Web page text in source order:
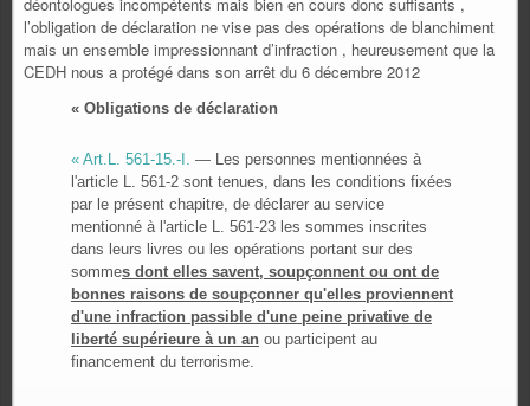
l’obligation de déclaration ne vise pas des opérations de blanchiment
mais un ensemble impressionnant d’infraction , heureusement que la
CEDH nous a protégé dans son arrêt du 6 décembre 2012
« Obligations de déclaration
« Art.L. 561-15.-I. ― Les personnes mentionnées à
l'article L. 561-2 sont tenues, dans les conditions fixées
par le présent chapitre, de déclarer au service
mentionné à l'article L. 561-23 les sommes inscrites
dans leurs livres ou les opérations portant sur des
sommes dont elles savent, soupçonnent ou ont de
bonnes raisons de soupçonner qu'elles proviennent
d'une infraction passible d'une peine privative de
liberté supérieure à un an ou participent au
financement du terrorisme.